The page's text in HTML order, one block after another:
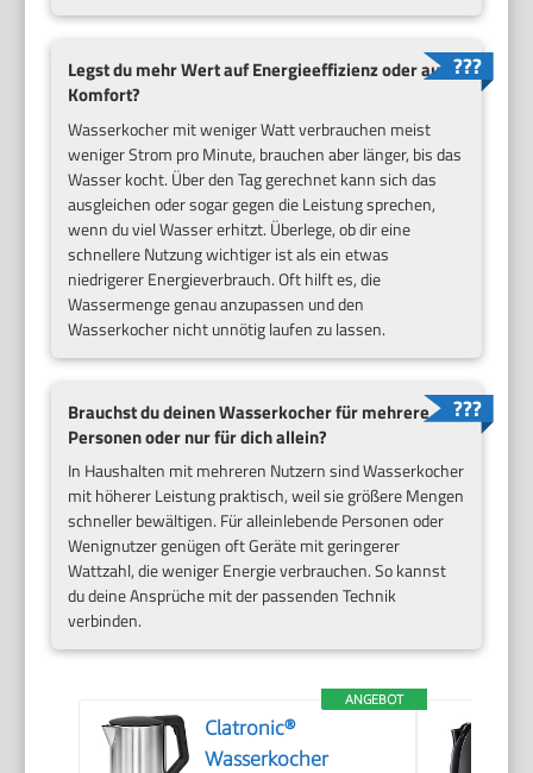
Legst du mehr Wert auf Energieeffizienz oder auf
Komfort?
Wasserkocher mit weniger Watt verbrauchen meist
weniger Strom pro Minute, brauchen aber länger, bis das
Wasser kocht. Über den Tag gerechnet kann sich das
ausgleichen oder sogar gegen die Leistung sprechen,
wenn du viel Wasser erhitzt. Überlege, ob dir eine
schnellere Nutzung wichtiger ist als ein etwas
niedrigerer Energieverbrauch. Oft hilft es, die
Wassermenge genau anzupassen und den
Wasserkocher nicht unnötig laufen zu lassen.
Brauchst du deinen Wasserkocher für mehrere
Personen oder nur für dich allein?
In Haushalten mit mehreren Nutzern sind Wasserkocher
mit höherer Leistung praktisch, weil sie größere Mengen
schneller bewältigen. Für alleinlebende Personen oder
Wenignutzer genügen oft Geräte mit geringerer
Wattzahl, die weniger Energie verbrauchen. So kannst
du deine Ansprüche mit der passenden Technik
verbinden.
ANGEBOT
Clatronic®
Wasserkocher